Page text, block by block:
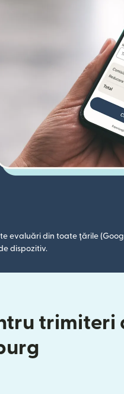
nouă)
nouă)
evaluări din toate țările
dispozitiv.
trimiteri